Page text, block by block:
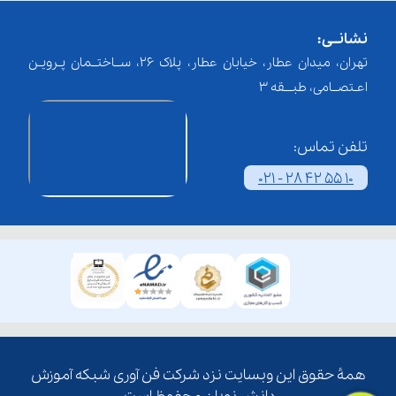
نشانــی:
تهران، میدان عطار، خیابان عطار، پلاک 26، ســاختــمان پـرویـن
اعـتصــامی، طبـــقه 3
تلفن تماس:
021 - 28 42 55 10
همۀ حقوق این وبسایت نزد شرکت فن آوری شبکه آموزش